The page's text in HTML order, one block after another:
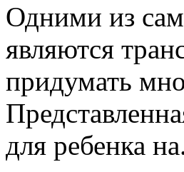
Одними из
являются
придумать
для ребенка